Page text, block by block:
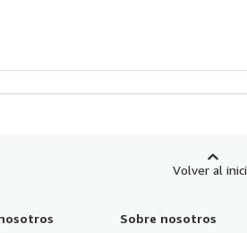
Volver al
Sobre nosotros